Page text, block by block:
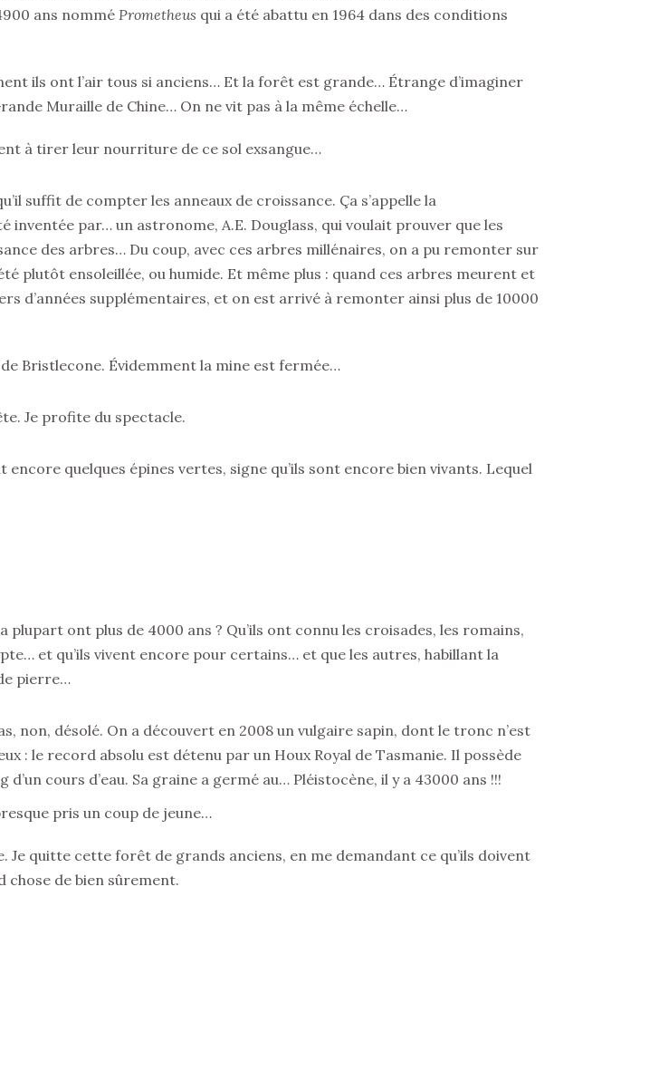
ans nommé Prometheus qui a été abattu en 1964 dans des conditions
ils ont l’air tous si anciens… Et la forêt est grande… Étrange d’imaginer
Muraille de Chine… On ne vit pas à la même échelle…
à tirer leur nourriture de ce sol exsangue…
suffit de compter les anneaux de croissance. Ça s’appelle la
inventée par… un astronome, A.E. Douglass, qui voulait prouver que les
des arbres… Du coup, avec ces arbres millénaires, on a pu remonter sur
plutôt ensoleillée, ou humide. Et même plus : quand ces arbres meurent et
d’années supplémentaires, et on est arrivé à remonter ainsi plus de 10000
Bristlecone. Évidemment la mine est fermée…
Je profite du spectacle.
quelques épines vertes, signe qu’ils sont encore bien vivants. Lequel
ont plus de 4000 ans ? Qu’ils ont connu les croisades, les romains,
et qu’ils vivent encore pour certains… et que les autres, habillant la
pierre…
non, désolé. On a découvert en 2008 un vulgaire sapin, dont le tronc n’est
: le record absolu est détenu par un Houx Royal de Tasmanie. Il possède
cours d’eau. Sa graine a germé au… Pléistocène, il y a 43000 ans !!!
pris un coup de jeune…
Je quitte cette forêt de grands anciens, en me demandant ce qu’ils doivent
chose de bien sûrement.